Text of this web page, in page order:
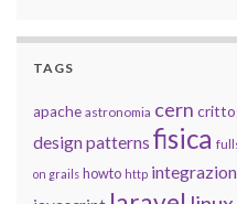
TAGS
apache astronomia cern
design patterns fisica
on grails howto http